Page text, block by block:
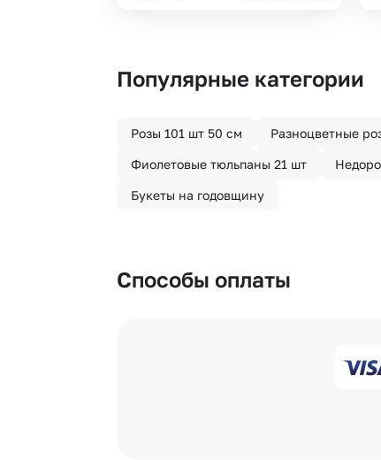
Популярные категории
Розы 101 шт 50 см Разноцветные
Фиолетовые тюльпаны 21 шт
Букеты на годовщину
Способы оплаты